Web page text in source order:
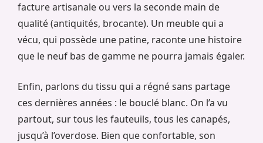
facture artisanale ou vers la seconde main de
qualité (antiquités, brocante). Un meuble qui a
vécu, qui possède une patine, raconte une histoire
que le neuf bas de gamme ne pourra jamais égaler.
Enfin, parlons du tissu qui a régné sans partage
ces dernières années : le bouclé blanc. On l’a vu
partout, sur tous les fauteuils, tous les canapés,
jusqu’à l’overdose. Bien que confortable, son